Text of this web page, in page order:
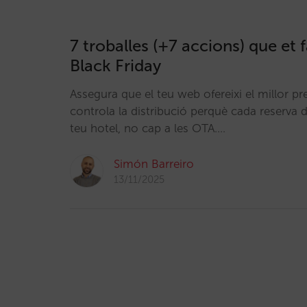
7 troballes (+7 accions) que et
Black Friday
Assegura que el teu web ofereixi el millor
controla la distribució perquè cada reserva
teu hotel, no cap a les OTA.…
Simón Barreiro
13/11/2025